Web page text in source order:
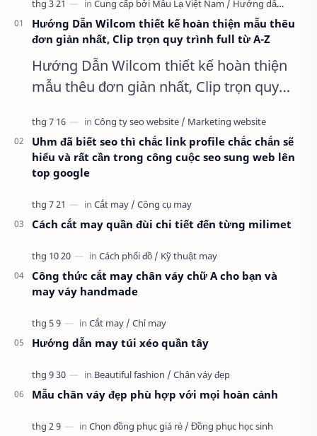
Hướng Dẫn Wilcom thiết kế hoàn thiện mẫu thêu
đơn giản nhất, Clip trọn quy trình full từ A-Z
Hướng Dẫn Wilcom thiết kế hoàn thiện
mẫu thêu đơn giản nhất, Clip trọn quy
thuật mới vào nghề, clip thực hành t…
Uhm đã biết seo thì chắc link profile chắc chắn sẽ
hiểu và rất cần trong công cuộc seo sung web lên
top google
Cách cắt may quần đùi chi tiết đến từng milimet
Công thức cắt may chân váy chữ A cho bạn và
may váy handmade
Hướng dẫn may túi xéo quần tây
Mẫu chân váy đẹp phù hợp với mọi hoàn cảnh